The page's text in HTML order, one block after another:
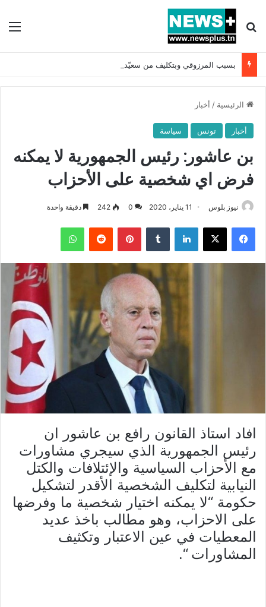
بحث عن
الرئيسية / أخبار
أخبار تونس سياسة
بن عاشور: رئيس الجمهورية لا يمكنه
فرض اي شخصية على الأحزاب
نيوز بلوس 11 يناير، 2020 0
242 دقيقة واحدة
فيسبوك X لينكدإن بينتيريست واتساب
افاد استاذ القانون رافع بن عاشور ان
رئيس الجمهورية الذي سيجري مشاورات
مع الأحزاب السياسية والإئتلافات والكتل
النيابية لتكليف الشخصية الأقدر لتشكيل
حكومة “لا يمكنه اختيار شخصية ما وفرضها
على الاحزاب، وهو مطالب باخذ عديد
المعطيات في عين الاعتبار وتكثيف
المشاورات “.